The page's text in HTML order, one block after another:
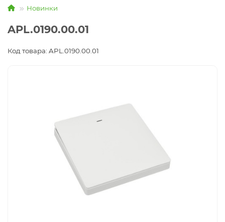
Новинки
APL.0190.00.01
Код товара: APL.0190.00.01